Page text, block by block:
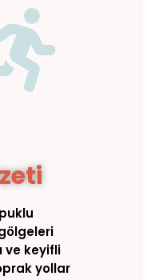
ve keyifli
yollar